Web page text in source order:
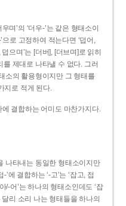
며’의 ‘더우-­’는 같은 형태소이
으로 고정하여 적는다면 ‘덥어,
으며’는 [더버], [더브며]로 읽히
제대로 나타낼 수 없다. 그러
소의 활용형이지만 그 형태를
지로 적게 된다.
결합하는 어미도 마찬가지다.
나타내는 동일한 형태소이지만
에 결합하는 ‘-고’는 ‘잡고, 접
/-어’는 하나의 형태소인데도 ‘잡
리 소리 나는 형태들을 하나의